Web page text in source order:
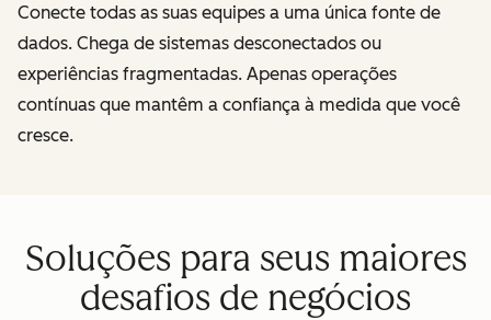
Conecte todas as suas equipes a uma única fonte de
dados. Chega de sistemas desconectados ou
experiências fragmentadas. Apenas operações
contínuas que mantêm a confiança à medida que você
cresce.
Soluções para seus maiores
desafios de negócios